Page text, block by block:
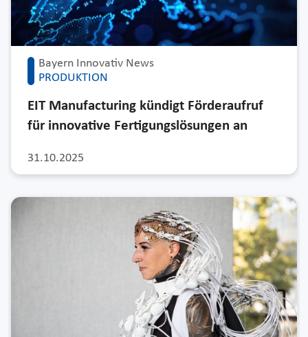
Bayern Innovativ News
PRODUKTION
31.10.2025
EIT Manufacturing kündigt Förderaufruf
für innovative Fertigungslösungen an